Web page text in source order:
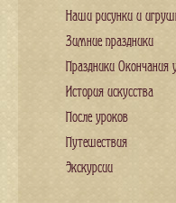
Наши рисунки и
Зимние праздники
Праздники Окончания
История искусства
После уроков
Путешествия
Экскурсии